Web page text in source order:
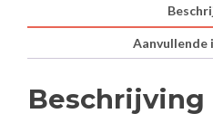
Beschrijving